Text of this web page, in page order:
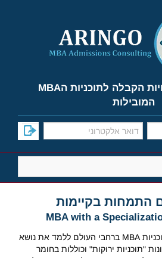
למד על אפשרויות הקבלה לתוכניות הMBA
המובילות
MBA with a
בשנים האחרונות החלו תוכניות MBA ברחבי העולם ללמד את נושא
"תוכניות ירוקות" וכוללות בחומר